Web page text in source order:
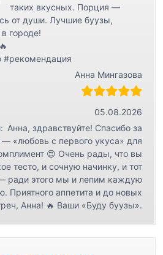
таких вкусных. Порция —
от души. Лучшие буузы,
городе!
#рекомендация
Анна Мингазова
05.08.2026
Анна, здравствуйте! Спасибо за
«любовь с первого укуса» для
😍 Очень рады, что вы
тесто, и сочную начинку, и тот
ради этого мы и лепим каждую
Приятного аппетита и до новых
Анна! 🔥 Ваши «Буду буузы».